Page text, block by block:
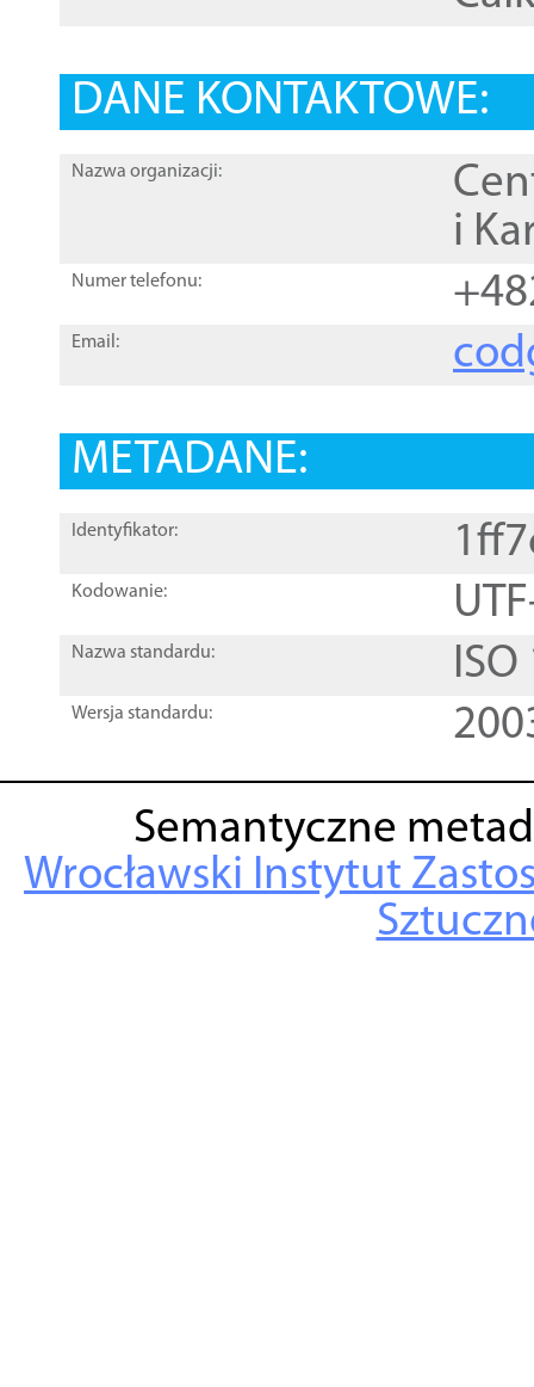
DANE KONTAKTOWE:
Nazwa organizacji:
i
Numer telefonu:
Email:
METADANE:
Identyfikator:
Kodowanie:
Nazwa standardu:
Wersja standardu:
Semantyczne
Wrocławski Instytut